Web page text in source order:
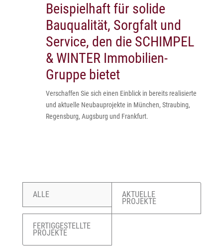
Beispielhaft für solide
Bauqualität, Sorgfalt und
Service, den die SCHIMPEL
& WINTER Immobilien-
Gruppe bietet
Verschaffen Sie sich einen Einblick in bereits realisierte
und aktuelle Neubauprojekte in München, Straubing,
Regensburg, Augsburg und Frankfurt.
ALLE AKTUELLE
PROJEKTE
FERTIGGESTELLTE
PROJEKTE